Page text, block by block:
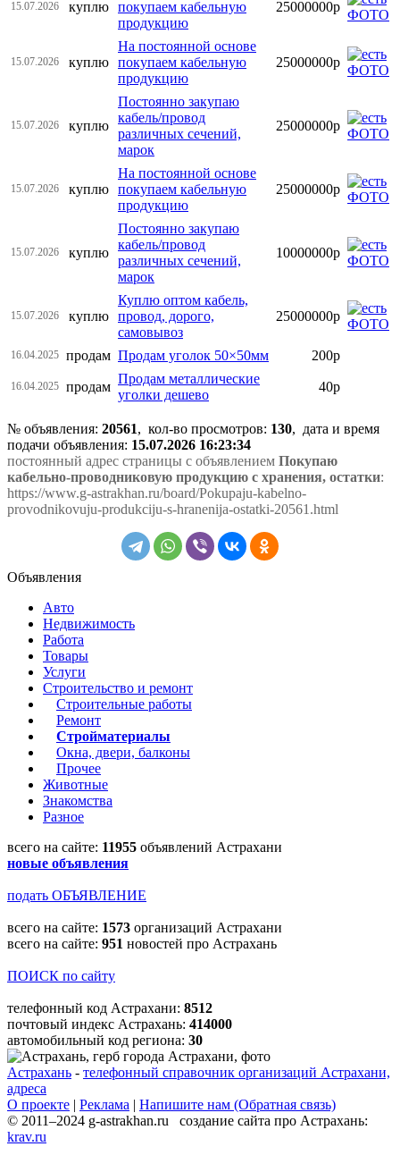
15.07.2026 куплю
покупаем кабельную
продукцию
25000000р
15.07.2026 куплю
На постоянной основе
покупаем кабельную
продукцию
25000000р
15.07.2026 куплю
Постоянно закупаю
кабель/провод
различных сечений,
марок
25000000р
15.07.2026 куплю
На постоянной основе
покупаем кабельную
продукцию
25000000р
15.07.2026 куплю
Постоянно закупаю
кабель/провод
различных сечений,
марок
10000000р
15.07.2026 куплю
Куплю оптом кабель,
провод, дорого,
самовывоз
25000000р
16.04.2025 продам Продам уголок 50×50мм 200р
16.04.2025 продам
Продам металлические
уголки дешево
40р
№ объявления: 20561, кол-во просмотров: 130, дата и время
подачи объявления: 15.07.2026 16:23:34
постоянный адрес страницы с объявлением Покупаю
кабельно-проводниковую продукцию с хранения, остатки:
https://www.g-astrakhan.ru/board/Pokupaju-kabelno-
provodnikovuju-produkciju-s-hranenija-ostatki-20561.html
Объявления
Авто
Недвижимость
Работа
Товары
Услуги
Строительство и ремонт
Строительные работы
Ремонт
Стройматериалы
Окна, двери, балконы
Прочее
Животные
Знакомства
Разное
всего на сайте: 11955 объявлений Астрахани
новые объявления
подать ОБЪЯВЛЕНИЕ
всего на сайте: 1573 организаций Астрахани
всего на сайте: 951 новостей про Астрахань
ПОИСК по сайту
телефонный код Астрахани: 8512
почтовый индекс Астрахань: 414000
автомобильный код региона: 30
Астрахань - телефонный справочник организаций Астрахани,
адреса
О проекте | Реклама | Напишите нам (Обратная связь)
© 2011–2024 g-astrakhan.ru создание сайта про Астрахань:
krav.ru